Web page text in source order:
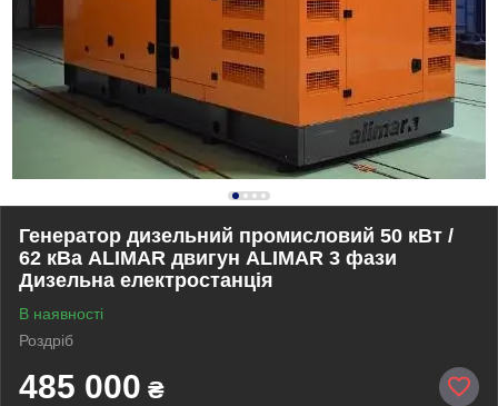
Генератор дизельний промисловий 50 кВт /
62 кВа ALIMAR двигун ALIMAR 3 фази
Дизельна електростанція
В наявності
Роздріб
485 000 ₴